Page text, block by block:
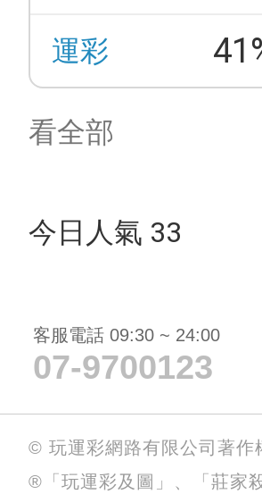
運彩
看全部
今日人氣 33
客服電話 09:30 ~ 24:00
07-9700123
© 玩運彩網路有限公司著作
®「玩運彩及圖」、「莊家